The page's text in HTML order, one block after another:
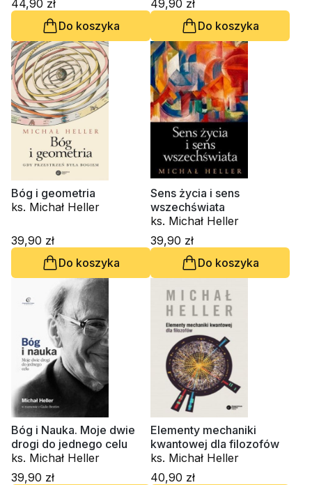
44,90 zł
Do koszyka
49,90 zł
Do koszyka
Bóg i geometria
ks. Michał Heller
39,90 zł
Do koszyka
Sens życia i sens
wszechświata
ks. Michał Heller
39,90 zł
Do koszyka
Bóg i Nauka. Moje dwie
drogi do jednego celu
ks. Michał Heller
39,90 zł
Elementy mechaniki
kwantowej dla filozofów
ks. Michał Heller
40,90 zł